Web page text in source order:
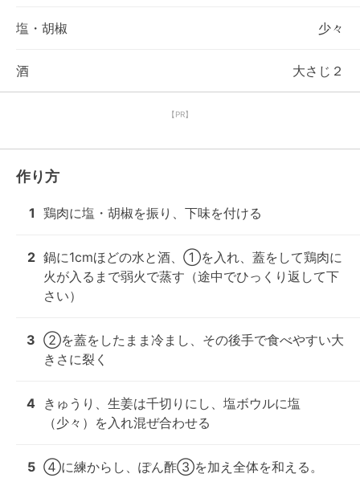
塩・胡椒 少々
酒 大さじ２
【PR】
作り方
1 鶏肉に塩・胡椒を振り、下味を付ける
2 鍋に1cmほどの水と酒、①を入れ、蓋をして鶏肉に
火が入るまで弱火で蒸す（途中でひっくり返して下
さい）
3 ②を蓋をしたまま冷まし、その後手で食べやすい大
きさに裂く
4
きゅうり、生姜は千切りにし、塩ボウルに塩
（少々）を入れ混ぜ合わせる
5 ④に練からし、ぽん酢③を加え全体を和える。